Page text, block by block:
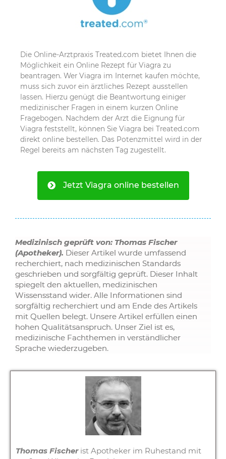
Die Online-Arztpraxis Treated.com bietet Ihnen die
Möglichkeit ein Online Rezept für Viagra zu
beantragen. Wer Viagra im Internet kaufen möchte,
muss sich zuvor ein ärztliches Rezept ausstellen
lassen. Hierzu genügt die Beantwortung einiger
medizinischer Fragen in einem kurzen Online
Fragebogen. Nachdem der Arzt die Eignung für
Viagra feststellt, können Sie Viagra bei Treated.com
direkt online bestellen. Das Potenzmittel wird in der
Regel bereits am nächsten Tag zugestellt.
Jetzt Viagra online bestellen
Medizinisch geprüft von: Thomas Fischer
(Apotheker). Dieser Artikel wurde umfassend
recherchiert, nach medizinischen Standards
geschrieben und sorgfältig geprüft. Dieser Inhalt
spiegelt den aktuellen, medizinischen
Wissensstand wider. Alle Informationen sind
sorgfältig recherchiert und am Ende des Artikels
mit Quellen belegt. Unsere Artikel erfüllen einen
hohen Qualitätsanspruch. Unser Ziel ist es,
medizinische Fachthemen in verständlicher
Sprache wiederzugeben.
Thomas Fischerist Apotheker im Ruhestand mit